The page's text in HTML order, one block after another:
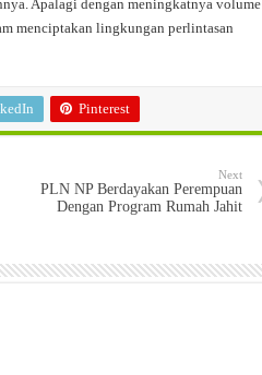
Apalagi dengan meningkatnya volume
menciptakan lingkungan perlintasan
Pinterest
Next
PLN NP Berdayakan Perempuan
Dengan Program Rumah Jahit